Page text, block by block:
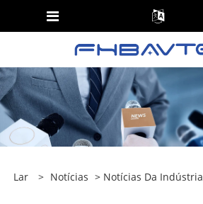
Lar > Notícias > Notícias Da Indústria